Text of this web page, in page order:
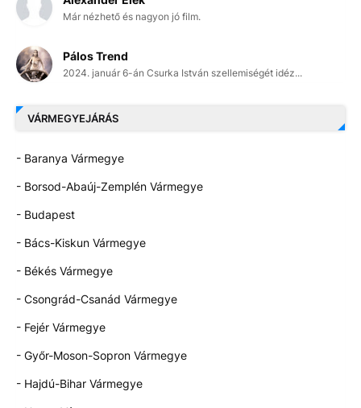
Már nézhető és nagyon jó film.
Pálos Trend
2024. január 6-án Csurka István szellemiségét idéz...
VÁRMEGYEJÁRÁS
- Baranya Vármegye
- Borsod-Abaúj-Zemplén Vármegye
- Budapest
- Bács-Kiskun Vármegye
- Békés Vármegye
- Csongrád-Csanád Vármegye
- Fejér Vármegye
- Győr-Moson-Sopron Vármegye
- Hajdú-Bihar Vármegye